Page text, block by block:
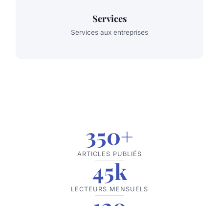
Services
Services aux entreprises
350+
ARTICLES PUBLIÉS
45k
LECTEURS MENSUELS